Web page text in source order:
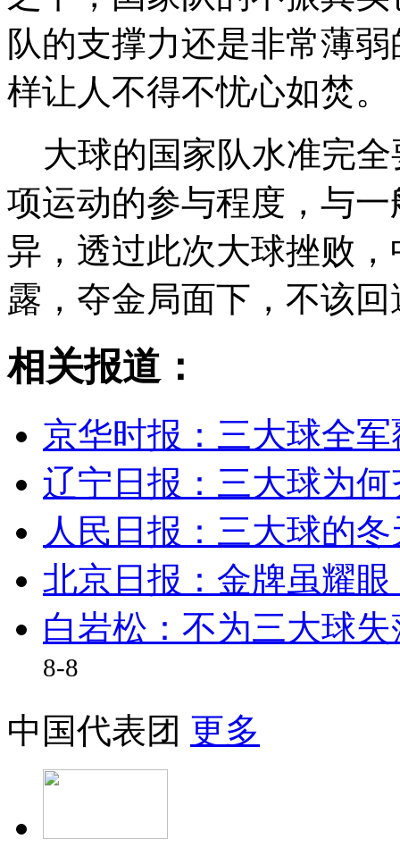
队的支撑力还是非常薄
样让人不得不忧心如焚。
大球的国家队水准完全
项运动的参与程度，与
异，透过此次大球挫败
露，夺金局面下，不该
相关报道：
京华时报：三大球全
辽宁日报：三大球为
人民日报：三大球的
北京日报：金牌虽耀眼
白岩松：不为三大球
8-8
中国代表团 更多